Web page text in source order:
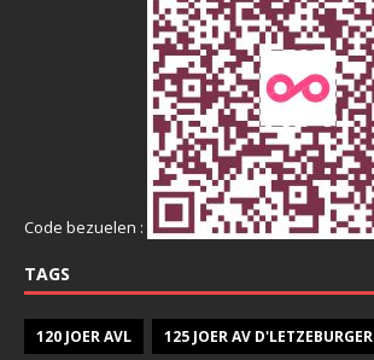
Code bezuelen :
TAGS
120 JOER AVL 125 JOER AV D'LETZEBURGER